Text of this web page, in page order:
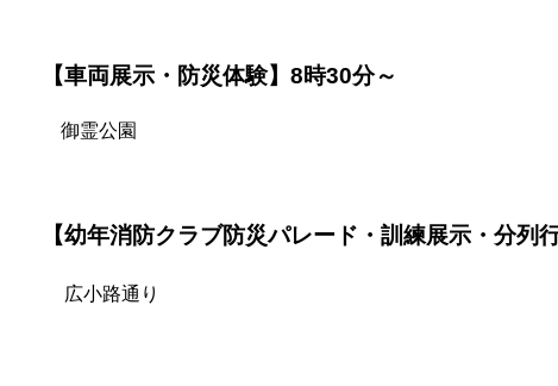
【車両展示・防災体験】8時30分～
御霊公園
【幼年消防クラブ防災パレード・訓練展示・分列
広小路通り